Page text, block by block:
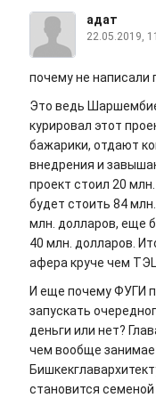
адат
22.05.2019,
почему не написали
Это ведь
курировал этот
бажарики, отдают
внедрения и
проект стоил 20
будет стоить 84
млн. долларов, еще
40 млн. долларов.
афера круче чем
И еще почему ФУГИ
запускать
деньги или нет?
чем вообще
становится